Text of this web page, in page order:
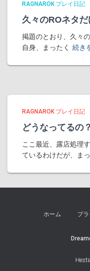
RAGNAROK プレイ日記
久々のROネタだ
掲題のとおり、久々
自身、まったく
続き
RAGNAROK プレイ日記
どうなってるの？
ここ最近、露店処理
ているわけだが、まっ
ホーム プ